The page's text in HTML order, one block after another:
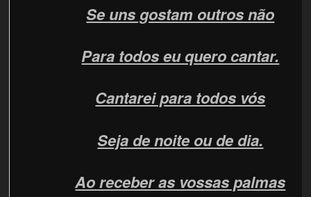
Se uns gostam outros não
Para todos eu quero cantar.
Cantarei para todos vós
Seja de noite ou de dia.
Ao receber as vossas palmas